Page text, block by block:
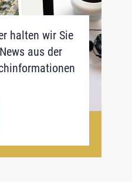
halten wir Sie
aus der